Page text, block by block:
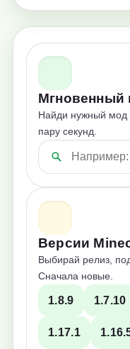
Мгновенный
Найди нужный мод
пару секунд.
Версии
Выбирай релиз,
Сначала новые.
1.8.9 1.7.10
1.17.1